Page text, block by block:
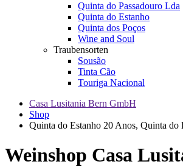
Quinta do Passadouro Lda
Quinta do Estanho
Quinta dos Poços
Wine and Soul
Traubensorten
Sousão
Tinta Cão
Touriga Nacional
Casa Lusitania Bern GmbH
Shop
Quinta do Estanho 20 Anos, Quinta do
Weinshop Casa